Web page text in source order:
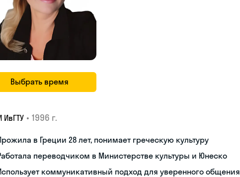
Выбрать время
ИвГТУ • 1996 г.
в Греции 28 лет, понимает греческую культуру
переводчиком в Министерстве культуры и Юнеско
коммуникативный подход для уверенного общения